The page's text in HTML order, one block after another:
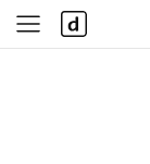
사
이
다
나
와